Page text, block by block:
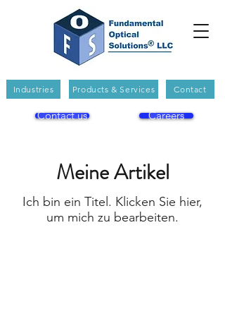
Industries Products & Services Contact
Contact us Careers
Meine Artikel
Ich bin ein Titel. Klicken Sie hier,
um mich zu bearbeiten.